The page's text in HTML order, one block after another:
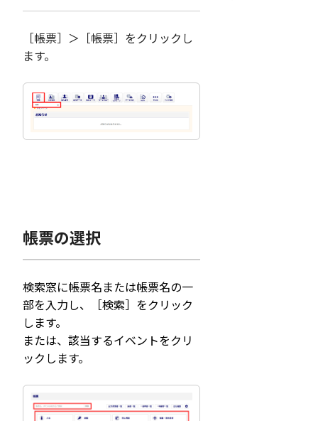
［帳票］＞［帳票］をクリックし
ます。
帳票の選択
検索窓に帳票名または帳票名の一
部を入力し、［検索］をクリック
します。
または、該当するイベントをクリ
ックします。